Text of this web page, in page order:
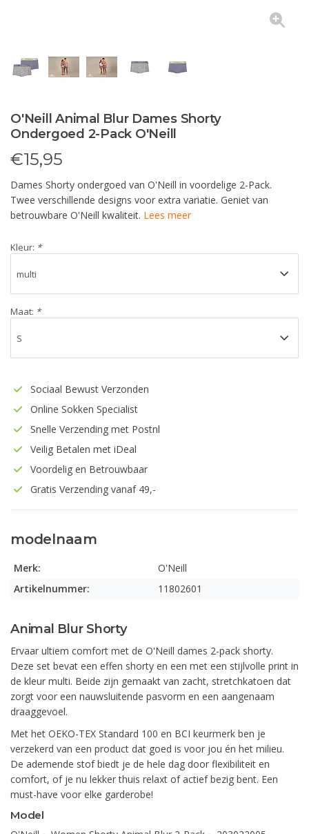
O'Neill Animal Blur Dames Shorty
Ondergoed 2-Pack O'Neill
€15,95
Dames Shorty ondergoed van O'Neill in voordelige 2-Pack.
Twee verschillende designs voor extra variatie. Geniet van
betrouwbare O'Neill kwaliteit. Lees meer
Kleur: *
Maat: *
Sociaal Bewust Verzonden
Online Sokken Specialist
Snelle Verzending met Postnl
Veilig Betalen met iDeal
Voordelig en Betrouwbaar
Gratis Verzending vanaf 49,-
modelnaam
Merk:
O'Neill
Artikelnummer:
11802601
Animal Blur Shorty
Ervaar ultiem comfort met de O'Neill dames 2-pack shorty.
Deze set bevat een effen shorty en een met een stijlvolle print in
de kleur multi. Beide zijn gemaakt van zacht, stretchkatoen dat
zorgt voor een nauwsluitende pasvorm en een aangenaam
draaggevoel.
Met het OEKO-TEX Standard 100 en BCI keurmerk ben je
verzekerd van een product dat goed is voor jou én het milieu.
De ademende stof biedt je de hele dag door flexibiliteit en
comfort, of je nu lekker thuis relaxt of actief bezig bent. Een
must-have voor elke garderobe!
Model